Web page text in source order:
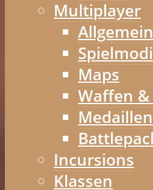
Multiplayer
Spielmodi
Maps
Waffen
Medaillen
Incursions
Klassen